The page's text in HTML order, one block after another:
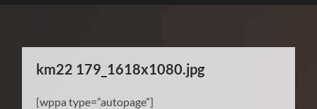
km22 179_1618x1080.jpg
[wppa type=”autopage”]